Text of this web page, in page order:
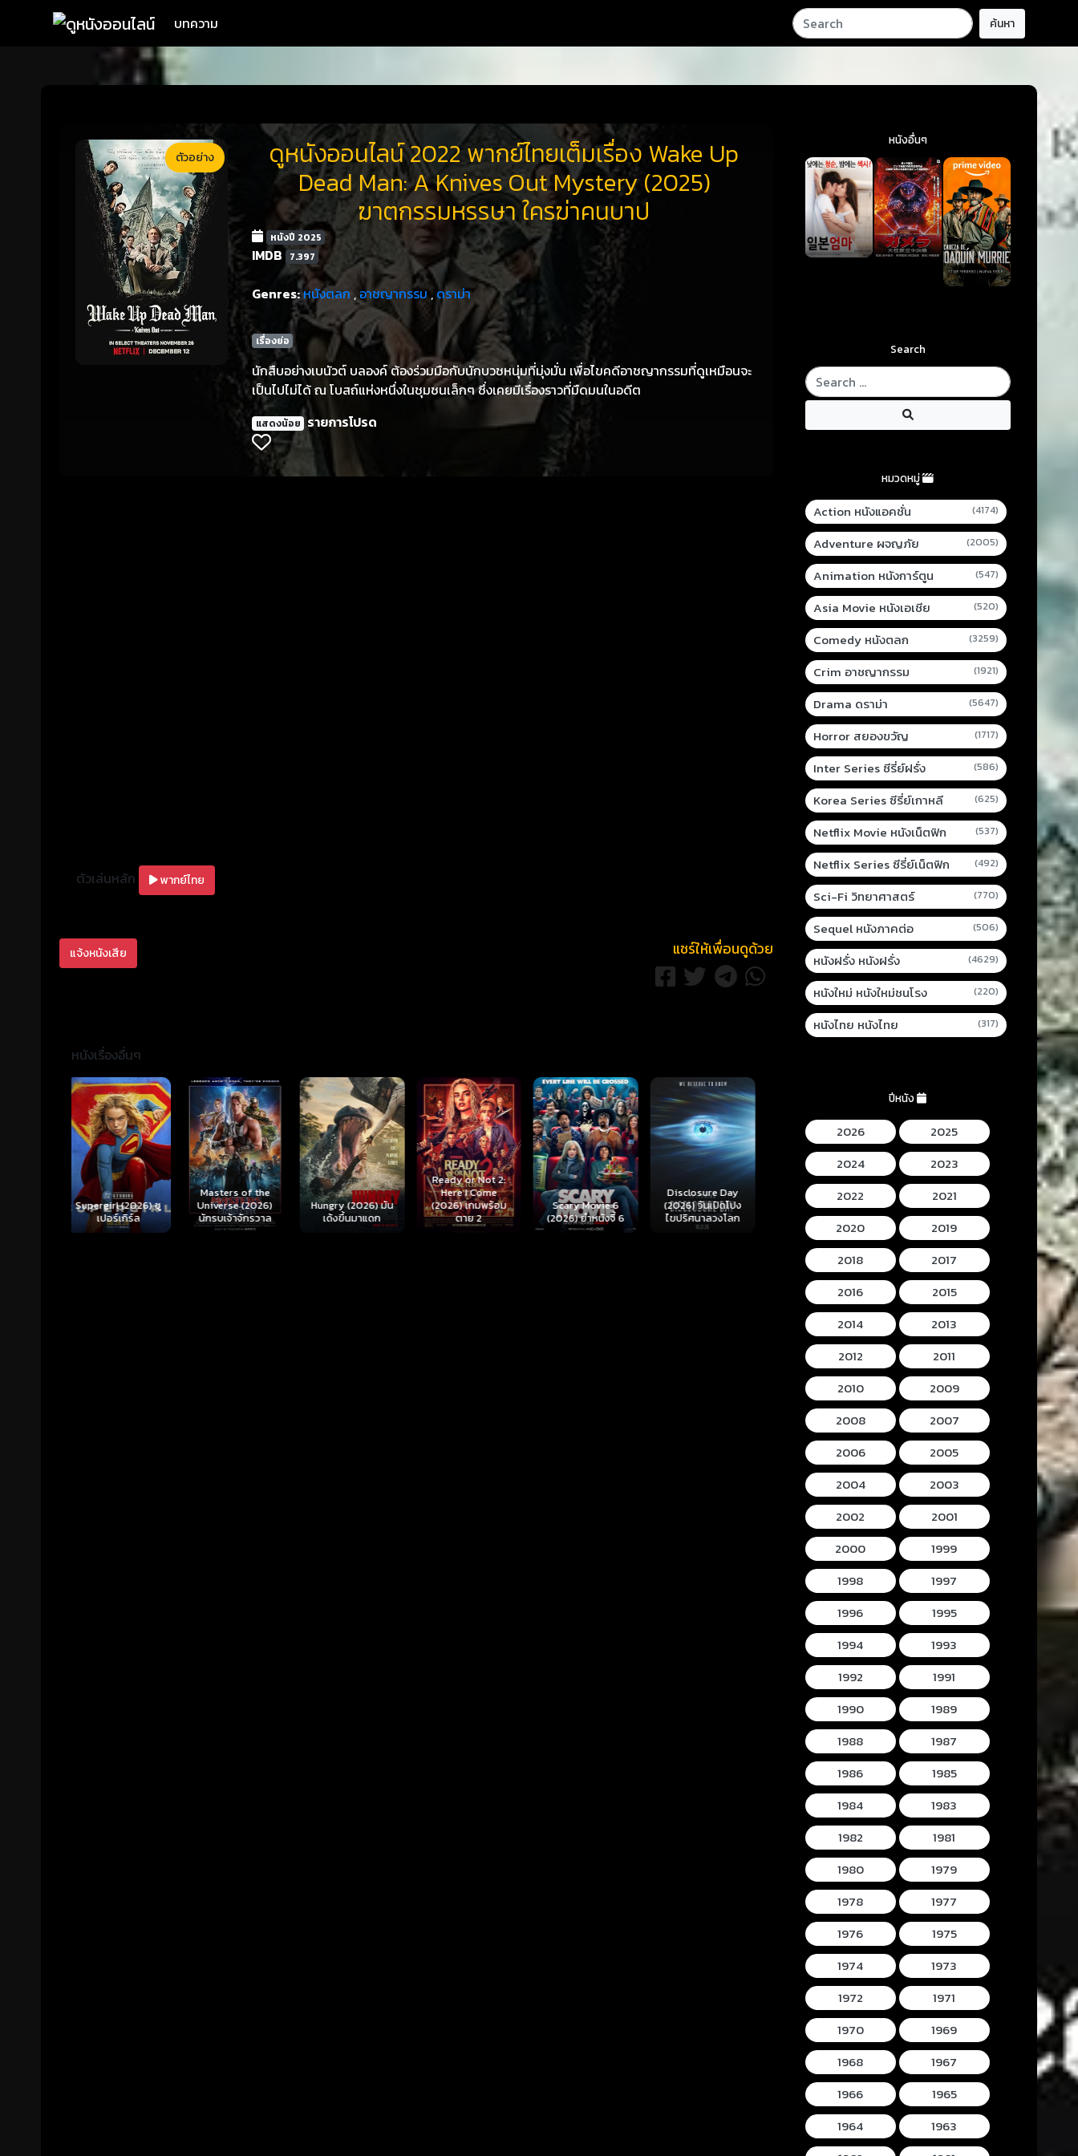
บทความ ค้นหา
ตัวอย่าง
ดูหนังออนไลน์ 2022 พากย์ไทยเต็มเรื่อง Wake Up
Dead Man: A Knives Out Mystery (2025)
ฆาตกรรมหรรษา ใครฆ่าคนบาป
หนังปี 2025
IMDB 7.397
Genres:หนังตลก ,อาชญากรรม, ดราม่า
เรื่องย่อ
นักสืบอย่างเบนัวต์ บลองค์ ต้องร่วมมือกับนักบวชหนุ่มที่มุ่งมั่น เพื่อไขคดีอาชญากรรมที่ดูเหมือนจะ
เป็นไปไม่ได้ ณ โบสถ์แห่งหนึ่งในชุมชนเล็กๆ ซึ่งเคยมีเรื่องราวที่มืดมนในอดีต
แสดงน้อย รายการโปรด
ตัวเล่นหลัก พากย์ไทย
แจ้งหนังเสีย แชร์ให้เพื่อนดูด้วย
หนังเรื่องอื่นๆ
Masters of the
Universe (2026)
นักรบเจ้าจักรวาล
Hungry (2026) มัน
เด้งขึ้นมาแดก
Ready or Not 2:
Here I Come
(2026) เกมพร้อม
ตาย 2
Scary Movie 6
(2026) ยำหนังจี้ 6
Disclosure Day
(2026) วันเปิดโปง
ไขปริศนาลวงโลก
Backrooms (2026)
นรกห้องลับ
Hokum (2026) ห้อง
กุมวิญญาณ
Mortal Kombat II
(2026) มอร์ทัล คอม
แบท 2
Lee
Mummy
โครนิน เดอ
หนังอื่นๆ
Search
หมวดหมู่
Action หนังแอคชั่น (4174)
Adventure ผจญภัย (2005)
Animation หนังการ์ตูน (547)
Asia Movie หนังเอเชีย (520)
Comedy หนังตลก (3259)
Crim อาชญากรรม (1921)
Drama ดราม่า (5647)
Horror สยองขวัญ (1717)
Inter Series ซีรี่ย์ฝรั่ง (586)
Korea Series ซีรี่ย์เกาหลี (625)
Netflix Movie หนังเน็ตฟิก (537)
Netflix Series ซีรี่ย์เน็ตฟิก (492)
Sci-Fi วิทยาศาสตร์ (770)
Sequel หนังภาคต่อ (506)
หนังฝรั่ง หนังฝรั่ง (4629)
หนังใหม่ หนังใหม่ชนโรง (220)
หนังไทย หนังไทย (317)
ปีหนัง
2026
2025
2024
2023
2022
2021
2020
2019
2018
2017
2016
2015
2014
2013
2012
2011
2010
2009
2008
2007
2006
2005
2004
2003
2002
2001
2000
1999
1998
1997
1996
1995
1994
1993
1992
1991
1990
1989
1988
1987
1986
1985
1984
1983
1982
1981
1980
1979
1978
1977
1976
1975
1974
1973
1972
1971
1970
1969
1968
1967
1966
1965
1964
1963